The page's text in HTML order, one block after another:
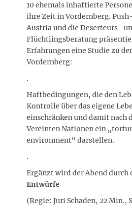
10 ehemals inhaftierte
ihre Zeit in Vordernberg.
Austria und die Deserteurs-
Flüchtlingsberatung
Erfahrungen eine Studie zu
Vordernberg:
.
Haftbedingungen, die den
Kontrolle über das eigene
einschränken und damit nach
Vereinten Nationen ein
environment“ darstellen.
.
Ergänzt wird der Abend durch
Entwürfe
(Regie: Juri Schaden, 22 Min.,